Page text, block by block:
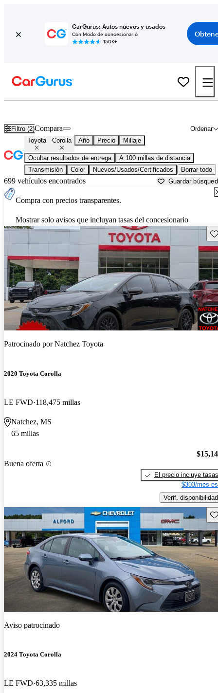
CarGurus: Autos nuevos y usados
Con Modo de concesionario
150K+
Filtro (2) Ordenar
Compara
Toyota Corolla Año Precio Millaje
Ocultar resultados de entrega
A 100 millas de distancia
Transmisión
Color Nuevos/Usados/Certificados Borrar todo
699 vehículos encontrados Guardar
Compra con precios transparentes.
Mostrar solo avisos que incluyan tasas del concesionario
Patrocinado porNatchez Toyota
2020 Toyota Corolla
LE FWD 118,475 millas
Natchez, MS
65 millas
Buena oferta
El precio incluye tasas
$303/mes
Verif. disponibilidad
Aviso patrocinado
2024 Toyota Corolla
LE FWD 63,335 millas